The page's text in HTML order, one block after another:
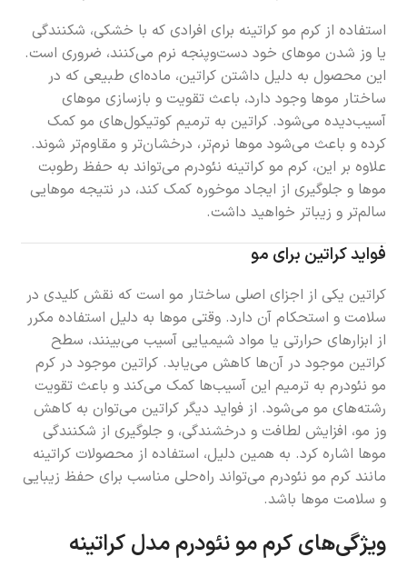
استفاده از کرم مو کراتینه برای افرادی که با خشکی، شکنندگی
یا وز شدن موهای خود دست‌وپنجه نرم می‌کنند، ضروری است.
این محصول به دلیل داشتن کراتین، ماده‌ای طبیعی که در
ساختار موها وجود دارد، باعث تقویت و بازسازی موهای
آسیب‌دیده می‌شود. کراتین به ترمیم کوتیکول‌های مو کمک
کرده و باعث می‌شود موها نرم‌تر، درخشان‌تر و مقاوم‌تر شوند.
علاوه بر این، کرم مو کراتینه نئودرم می‌تواند به حفظ رطوبت
موها و جلوگیری از ایجاد موخوره کمک کند، در نتیجه موهایی
سالم‌تر و زیباتر خواهید داشت.
فواید کراتین برای مو
کراتین یکی از اجزای اصلی ساختار مو است که نقش کلیدی در
سلامت و استحکام آن دارد. وقتی موها به دلیل استفاده مکرر
از ابزارهای حرارتی یا مواد شیمیایی آسیب می‌بینند، سطح
کراتین موجود در آن‌ها کاهش می‌یابد. کراتین موجود در کرم
مو نئودرم به ترمیم این آسیب‌ها کمک می‌کند و باعث تقویت
رشته‌های مو می‌شود. از فواید دیگر کراتین می‌توان به کاهش
وز مو، افزایش لطافت و درخشندگی، و جلوگیری از شکنندگی
موها اشاره کرد. به همین دلیل، استفاده از محصولات کراتینه
مانند کرم مو نئودرم می‌تواند راه‌حلی مناسب برای حفظ زیبایی
و سلامت موها باشد.
ویژگی‌های کرم مو نئودرم مدل کراتینه